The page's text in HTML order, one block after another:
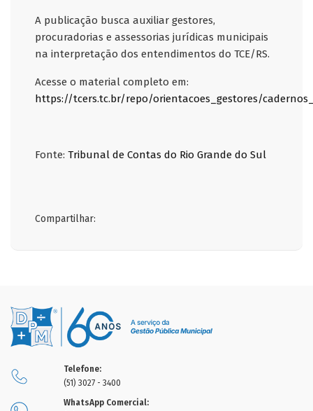
A publicação busca auxiliar gestores,
procuradorias e assessorias jurídicas municipais
na interpretação dos entendimentos do TCE/RS.
Acesse o material completo em:
https://tcers.tc.br/repo/orientacoes_gestores/
Fonte:Tribunal de Contas do Rio Grande do Sul
Compartilhar:
Telefone:
(51) 3027 - 3400
WhatsApp Comercial: